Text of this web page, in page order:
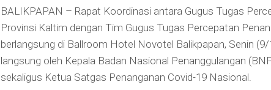
BALIKPAPAN – Rapat Koordinasi antara Gugus Tugas
Provinsi Kaltim dengan Tim Gugus Tugas Percepatan
berlangsung di Ballroom Hotel Novotel Balikpapan, Senin
langsung oleh Kepala Badan Nasional Penanggulangan
sekaligus Ketua Satgas Penanganan Covid-19 Nasional.